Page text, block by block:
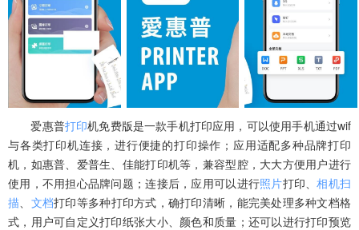
爱惠普打印机免费版是一款手机打印应用，可以使用手机通过wif
与各类打印机连接，进行便捷的打印操作；应用适配多种品牌打印
机，如惠普、爱普生、佳能打印机等，兼容型腔，大大方便用户进行
使用，不用担心品牌问题；连接后，应用可以进行照片打印、相机扫
描、 文档打印等多种打印方式，确打印清晰，能完美处理多种文档格
式，用户可自定义打印纸张大小、颜色和质量；还可以进行打印预览